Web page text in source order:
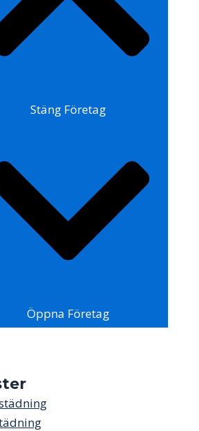
Stäng Företag
Öppna Företag